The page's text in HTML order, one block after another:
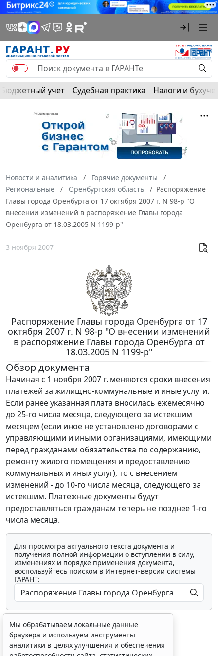
Бюджетный учет Судебная практика Налоги и
Новости и аналитика
Горячие документы
Региональные
Оренбургская область
Распоряжение
Главы города Оренбурга от 17 октября 2007 г. N 98-р "О
внесении изменений в распоряжение Главы города
Оренбурга от 18.03.2005 N 1199-р"
3 ноября 2007
Распоряжение Главы города Оренбурга от 17
октября 2007 г. N 98-р "О внесении изменений
в распоряжение Главы города Оренбурга от
18.03.2005 N 1199-р"
Обзор документа
Начиная с 1 ноября 2007 г. меняются сроки внесения
платежей за жилищно-коммунальные и иные услуги.
Если ранее указанная плата вносилась ежемесячно
до 25-го числа месяца, следующего за истекшим
месяцем (если иное не установлено договорами с
управляющими и иными организациями, имеющими
перед гражданами обязательства по содержанию,
ремонту жилого помещения и предоставлению
коммунальных и иных услуг), то с внесением
изменений - до 10-го числа месяца, следующего за
истекшим. Платежные документы будут
предоставляться гражданам теперь не позднее 1-го
числа месяца.
Для просмотра актуального текста документа и
получения полной информации о вступлении в силу,
изменениях и порядке применения документа,
воспользуйтесь поиском в Интернет-версии системы
ГАРАНТ:
Мы обрабатываем локальные данные
браузера и используем инструменты
аналитики в целях улучшения и обеспечения